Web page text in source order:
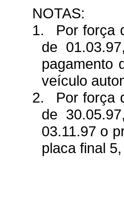
NOTAS:
1.
Por força
de
pagamento
veículo
2.
Por força
de
03.11.97 o
placa final